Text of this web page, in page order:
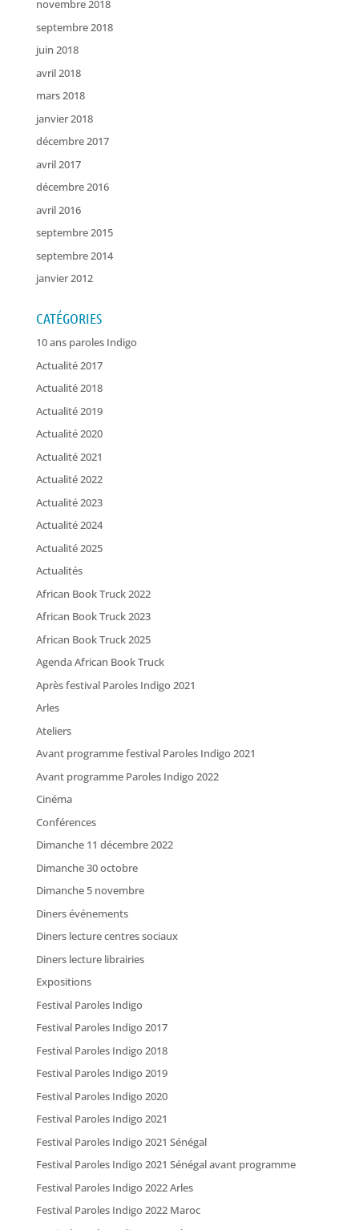
novembre 2018
septembre 2018
juin 2018
avril 2018
mars 2018
janvier 2018
décembre 2017
avril 2017
décembre 2016
avril 2016
septembre 2015
septembre 2014
janvier 2012
CATÉGORIES
10 ans paroles Indigo
Actualité 2017
Actualité 2018
Actualité 2019
Actualité 2020
Actualité 2021
Actualité 2022
Actualité 2023
Actualité 2024
Actualité 2025
Actualités
African Book Truck 2022
African Book Truck 2023
African Book Truck 2025
Agenda African Book Truck
Après festival Paroles Indigo 2021
Arles
Ateliers
Avant programme festival Paroles Indigo 2021
Avant programme Paroles Indigo 2022
Cinéma
Conférences
Dimanche 11 décembre 2022
Dimanche 30 octobre
Dimanche 5 novembre
Diners événements
Diners lecture centres sociaux
Diners lecture librairies
Expositions
Festival Paroles Indigo
Festival Paroles Indigo 2017
Festival Paroles Indigo 2018
Festival Paroles Indigo 2019
Festival Paroles Indigo 2020
Festival Paroles Indigo 2021
Festival Paroles Indigo 2021 Sénégal
Festival Paroles Indigo 2021 Sénégal avant programme
Festival Paroles Indigo 2022 Arles
Festival Paroles Indigo 2022 Maroc